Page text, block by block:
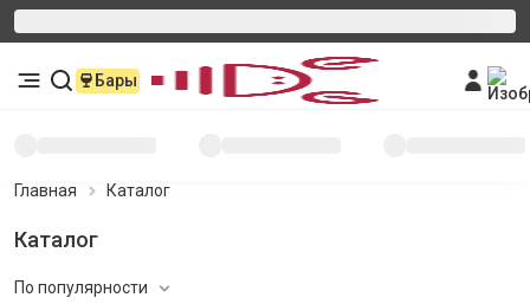
Бары
Главная Каталог
Каталог
По популярности